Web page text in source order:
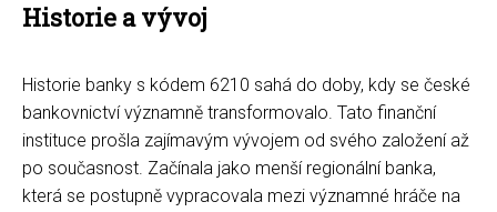
Historie a vývoj
Historie banky s kódem 6210 sahá do doby, kdy se české
bankovnictví významně transformovalo. Tato finanční
instituce prošla zajímavým vývojem od svého založení až
po současnost. Začínala jako menší regionální banka,
která se postupně vypracovala mezi významné hráče na